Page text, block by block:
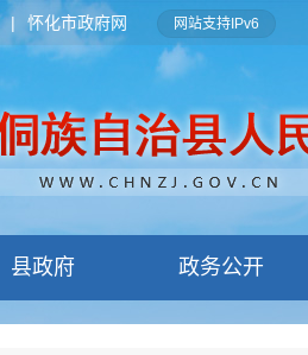
| 怀化市政府网 网站支持IPv6
县政府 政务公开